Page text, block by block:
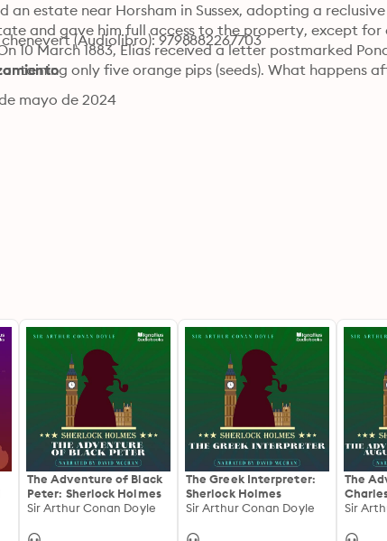
an estate near Horsham in Sussex, adopting a
and gave him full access to the property, except
10 March 1883, Elias received a letter postmarked
only five orange pips (seeds). What happens
(Audiolibro): 9798882267703
mayo de 2024
The Adventure of Black
Peter: Sherlock Holmes
Sir Arthur Conan Doyle
The Greek Interpreter:
Sherlock Holmes
Sir Arthur Conan Doyle
The
Sir